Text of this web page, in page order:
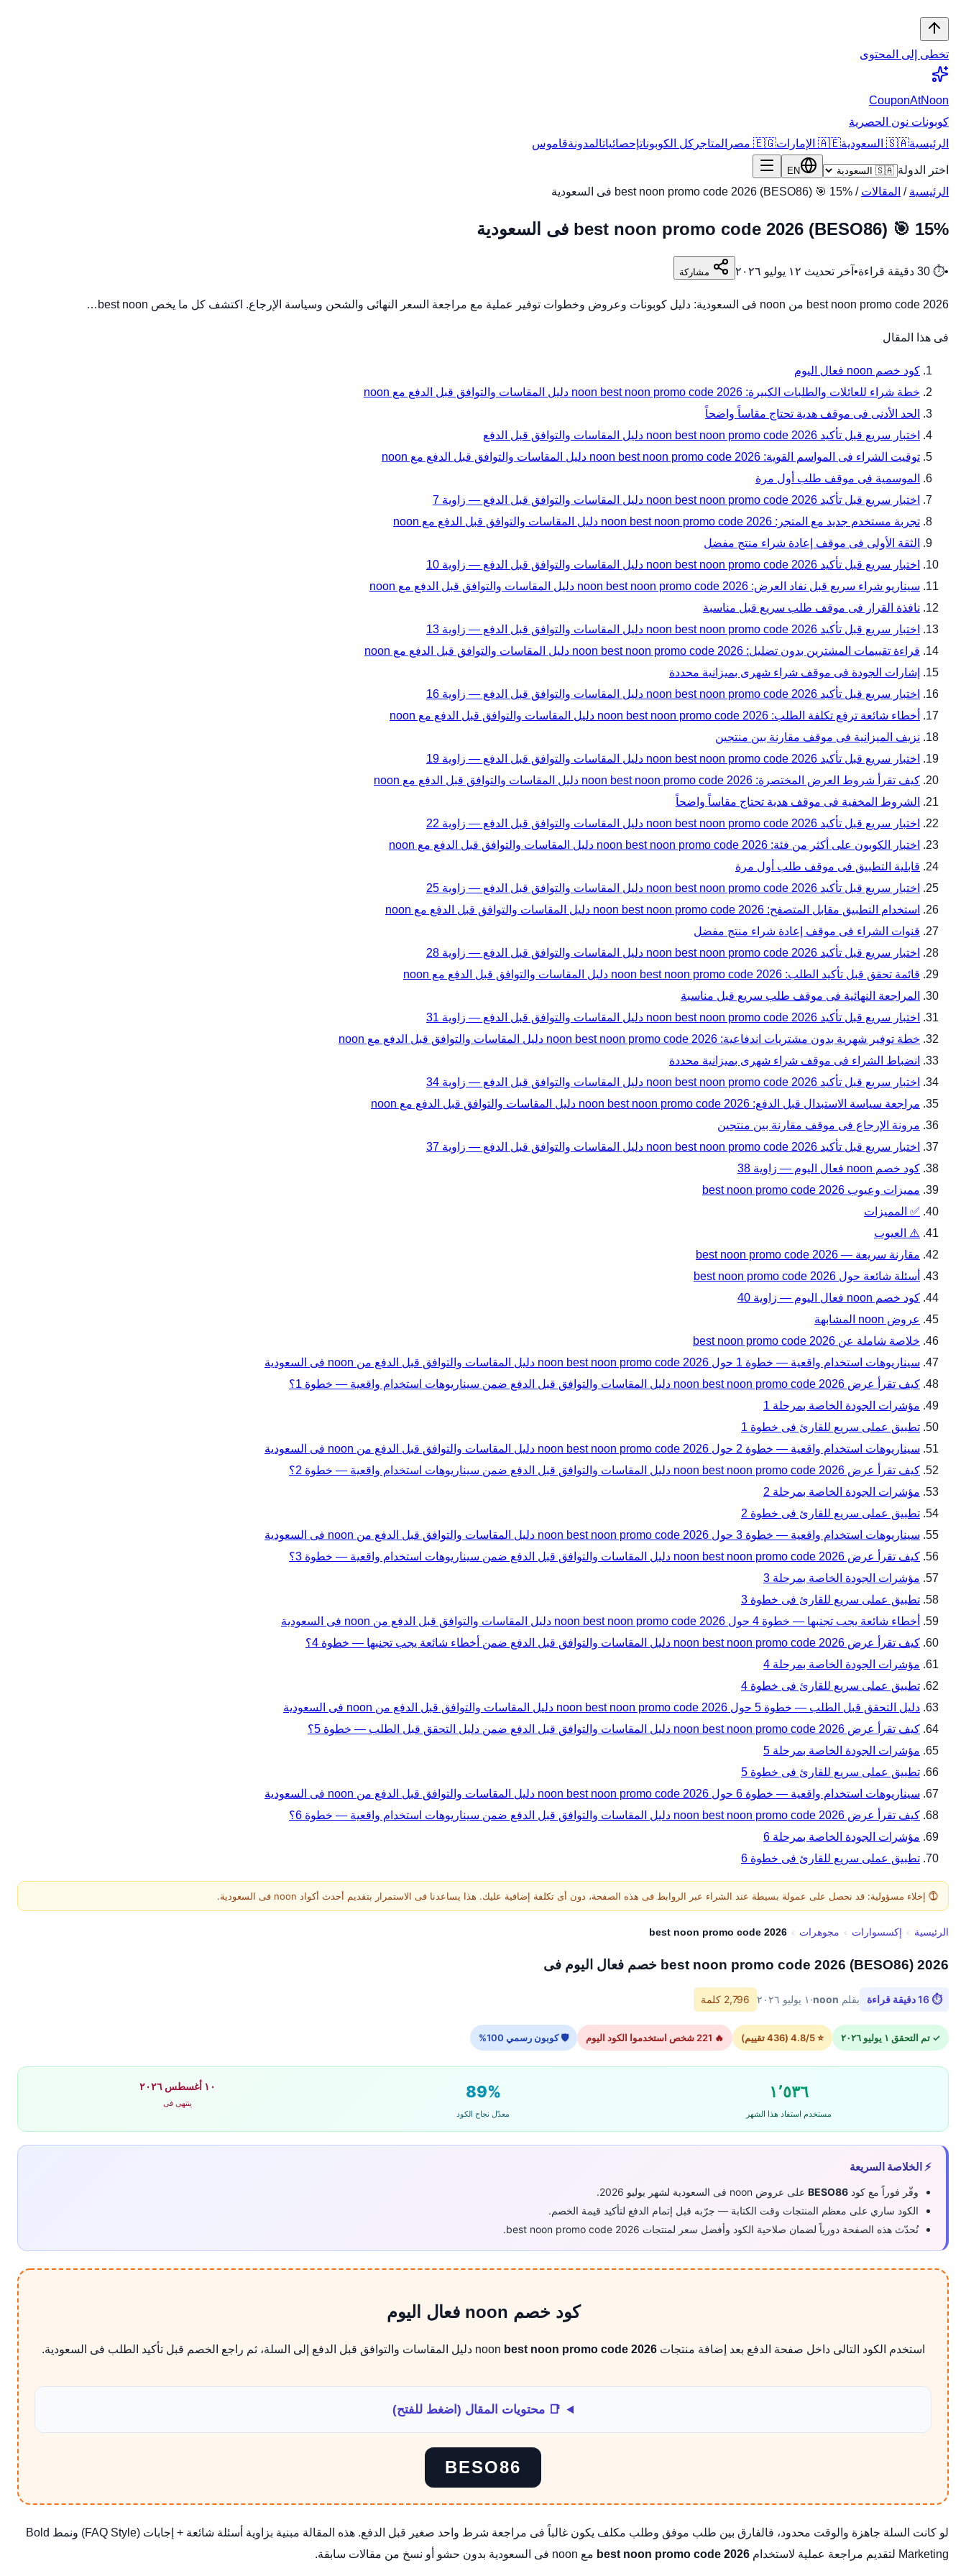
تخطى إلى المحتوى
CouponAtNoon
كوبونات نون الحصرية
الرئيسية🇸🇦 السعودية 🇦🇪 الإمارات 🇪🇬 مصر المتاجر كل الكوبوناتإحصائياتالمدونةقاموس
اختر الدولة EN
الرئيسية / المقالات / best noon promo code 2026 (BESO86) 🎯 15% فى السعودية
best noon promo code 2026 (BESO86) 🎯 15% فى السعودية
•
⏱
30 دقيقة قراءة• آخر تحديث ١٢ يوليو ٢٠٢٦ مشاركة
best noon promo code 2026 من noon فى السعودية: دليل كوبونات وعروض وخطوات توفير عملية مع مراجعة السعر النهائى والشحن وسياسة الإرجاع. اكتشف كل ما يخص best noon…
فى هذا المقال
كود خصم noon فعال اليوم
خطة شراء للعائلات والطلبات الكبيرة: noon best noon promo code 2026 دليل المقاسات والتوافق قبل الدفع مع noon
الحد الأدنى فى موقف هدية تحتاج مقاساً واضحاً
اختبار سريع قبل تأكيد noon best noon promo code 2026 دليل المقاسات والتوافق قبل الدفع
توقيت الشراء فى المواسم القوية: noon best noon promo code 2026 دليل المقاسات والتوافق قبل الدفع مع noon
الموسمية فى موقف طلب أول مرة
اختبار سريع قبل تأكيد noon best noon promo code 2026 دليل المقاسات والتوافق قبل الدفع — زاوية 7
تجربة مستخدم جديد مع المتجر: noon best noon promo code 2026 دليل المقاسات والتوافق قبل الدفع مع noon
الثقة الأولى فى موقف إعادة شراء منتج مفضل
اختبار سريع قبل تأكيد noon best noon promo code 2026 دليل المقاسات والتوافق قبل الدفع — زاوية 10
سيناريو شراء سريع قبل نفاد العرض: noon best noon promo code 2026 دليل المقاسات والتوافق قبل الدفع مع noon
نافذة القرار فى موقف طلب سريع قبل مناسبة
اختبار سريع قبل تأكيد noon best noon promo code 2026 دليل المقاسات والتوافق قبل الدفع — زاوية 13
قراءة تقييمات المشترين بدون تضليل: noon best noon promo code 2026 دليل المقاسات والتوافق قبل الدفع مع noon
إشارات الجودة فى موقف شراء شهرى بميزانية محددة
اختبار سريع قبل تأكيد noon best noon promo code 2026 دليل المقاسات والتوافق قبل الدفع — زاوية 16
أخطاء شائعة ترفع تكلفة الطلب: noon best noon promo code 2026 دليل المقاسات والتوافق قبل الدفع مع noon
نزيف الميزانية فى موقف مقارنة بين منتجين
اختبار سريع قبل تأكيد noon best noon promo code 2026 دليل المقاسات والتوافق قبل الدفع — زاوية 19
كيف تقرأ شروط العرض المختصرة: noon best noon promo code 2026 دليل المقاسات والتوافق قبل الدفع مع noon
الشروط المخفية فى موقف هدية تحتاج مقاساً واضحاً
اختبار سريع قبل تأكيد noon best noon promo code 2026 دليل المقاسات والتوافق قبل الدفع — زاوية 22
اختبار الكوبون على أكثر من فئة: noon best noon promo code 2026 دليل المقاسات والتوافق قبل الدفع مع noon
قابلية التطبيق فى موقف طلب أول مرة
اختبار سريع قبل تأكيد noon best noon promo code 2026 دليل المقاسات والتوافق قبل الدفع — زاوية 25
استخدام التطبيق مقابل المتصفح: noon best noon promo code 2026 دليل المقاسات والتوافق قبل الدفع مع noon
قنوات الشراء فى موقف إعادة شراء منتج مفضل
اختبار سريع قبل تأكيد noon best noon promo code 2026 دليل المقاسات والتوافق قبل الدفع — زاوية 28
قائمة تحقق قبل تأكيد الطلب: noon best noon promo code 2026 دليل المقاسات والتوافق قبل الدفع مع noon
المراجعة النهائية فى موقف طلب سريع قبل مناسبة
اختبار سريع قبل تأكيد noon best noon promo code 2026 دليل المقاسات والتوافق قبل الدفع — زاوية 31
خطة توفير شهرية بدون مشتريات اندفاعية: noon best noon promo code 2026 دليل المقاسات والتوافق قبل الدفع مع noon
انضباط الشراء فى موقف شراء شهرى بميزانية محددة
اختبار سريع قبل تأكيد noon best noon promo code 2026 دليل المقاسات والتوافق قبل الدفع — زاوية 34
مراجعة سياسة الاستبدال قبل الدفع: noon best noon promo code 2026 دليل المقاسات والتوافق قبل الدفع مع noon
مرونة الإرجاع فى موقف مقارنة بين منتجين
اختبار سريع قبل تأكيد noon best noon promo code 2026 دليل المقاسات والتوافق قبل الدفع — زاوية 37
كود خصم noon فعال اليوم — زاوية 38
مميزات وعيوب best noon promo code 2026
✅ المميزات
⚠️ العيوب
مقارنة سريعة — best noon promo code 2026
أسئلة شائعة حول best noon promo code 2026
كود خصم noon فعال اليوم — زاوية 40
عروض noon المشابهة
خلاصة شاملة عن best noon promo code 2026
سيناريوهات استخدام واقعية — خطوة 1 حول noon best noon promo code 2026 دليل المقاسات والتوافق قبل الدفع من noon فى السعودية
كيف تقرأ عرض noon best noon promo code 2026 دليل المقاسات والتوافق قبل الدفع ضمن سيناريوهات استخدام واقعية — خطوة 1؟
مؤشرات الجودة الخاصة بمرحلة 1
تطبيق عملى سريع للقارئ فى خطوة 1
سيناريوهات استخدام واقعية — خطوة 2 حول noon best noon promo code 2026 دليل المقاسات والتوافق قبل الدفع من noon فى السعودية
كيف تقرأ عرض noon best noon promo code 2026 دليل المقاسات والتوافق قبل الدفع ضمن سيناريوهات استخدام واقعية — خطوة 2؟
مؤشرات الجودة الخاصة بمرحلة 2
تطبيق عملى سريع للقارئ فى خطوة 2
سيناريوهات استخدام واقعية — خطوة 3 حول noon best noon promo code 2026 دليل المقاسات والتوافق قبل الدفع من noon فى السعودية
كيف تقرأ عرض noon best noon promo code 2026 دليل المقاسات والتوافق قبل الدفع ضمن سيناريوهات استخدام واقعية — خطوة 3؟
مؤشرات الجودة الخاصة بمرحلة 3
تطبيق عملى سريع للقارئ فى خطوة 3
أخطاء شائعة يجب تجنبها — خطوة 4 حول noon best noon promo code 2026 دليل المقاسات والتوافق قبل الدفع من noon فى السعودية
كيف تقرأ عرض noon best noon promo code 2026 دليل المقاسات والتوافق قبل الدفع ضمن أخطاء شائعة يجب تجنبها — خطوة 4؟
مؤشرات الجودة الخاصة بمرحلة 4
تطبيق عملى سريع للقارئ فى خطوة 4
دليل التحقق قبل الطلب — خطوة 5 حول noon best noon promo code 2026 دليل المقاسات والتوافق قبل الدفع من noon فى السعودية
كيف تقرأ عرض noon best noon promo code 2026 دليل المقاسات والتوافق قبل الدفع ضمن دليل التحقق قبل الطلب — خطوة 5؟
مؤشرات الجودة الخاصة بمرحلة 5
تطبيق عملى سريع للقارئ فى خطوة 5
سيناريوهات استخدام واقعية — خطوة 6 حول noon best noon promo code 2026 دليل المقاسات والتوافق قبل الدفع من noon فى السعودية
كيف تقرأ عرض noon best noon promo code 2026 دليل المقاسات والتوافق قبل الدفع ضمن سيناريوهات استخدام واقعية — خطوة 6؟
مؤشرات الجودة الخاصة بمرحلة 6
تطبيق عملى سريع للقارئ فى خطوة 6
⓵ إخلاء مسؤولية: قد نحصل على عمولة بسيطة عند الشراء عبر الروابط فى هذه الصفحة، دون أى تكلفة إضافية عليك. هذا يساعدنا فى الاستمرار بتقديم أحدث أكواد noon فى السعودية.
الرئيسية › إكسسوارات › مجوهرات ›
best noon promo code 2026
best noon promo code 2026 (BESO86) 2026 خصم فعال اليوم فى
⏱ 16 دقيقة قراءة بقلم noon
· ١ يوليو ٢٠٢٦ 2,796 كلمة
✓ تم التحقق ١ يوليو ٢٠٢٦ ⭐ 4.8/5 (436 تقييم) 🔥 221 شخص استخدموا الكود اليوم 🛡 كوبون رسمي 100%
١٬٥٣٦
مستخدم استفاد هذا الشهر
89%
معدّل نجاح الكود
١٠ أغسطس ٢٠٢٦
ينتهى فى
⚡ الخلاصة السريعة
وفّر فوراً مع كود BESO86 على عروض noon فى السعودية لشهر يوليو 2026.
الكود ساري على معظم المنتجات وقت الكتابة — جرّبه قبل إتمام الدفع لتأكيد قيمة الخصم.
نُحدّث هذه الصفحة دورياً لضمان صلاحية الكود وأفضل سعر لمنتجات best noon promo code 2026.
كود خصم noon فعال اليوم
استخدم الكود التالى داخل صفحة الدفع بعد إضافة منتجات noonbest noon promo code 2026 دليل المقاسات والتوافق قبل الدفع إلى السلة، ثم راجع الخصم قبل تأكيد الطلب فى السعودية.
📑 محتويات المقال (اضغط للفتح)
BESO86
لو كانت السلة جاهزة والوقت محدود، فالفارق بين طلب موفق وطلب مكلف يكون غالباً فى مراجعة شرط واحد صغير قبل الدفع. هذه المقالة مبنية بزاوية أسئلة شائعة + إجابات (FAQ Style) ونمط Bold
Marketing لتقديم مراجعة عملية لاستخدام
best noon promo code 2026 مع noon فى السعودية بدون حشو أو نسخ من مقالات سابقة.